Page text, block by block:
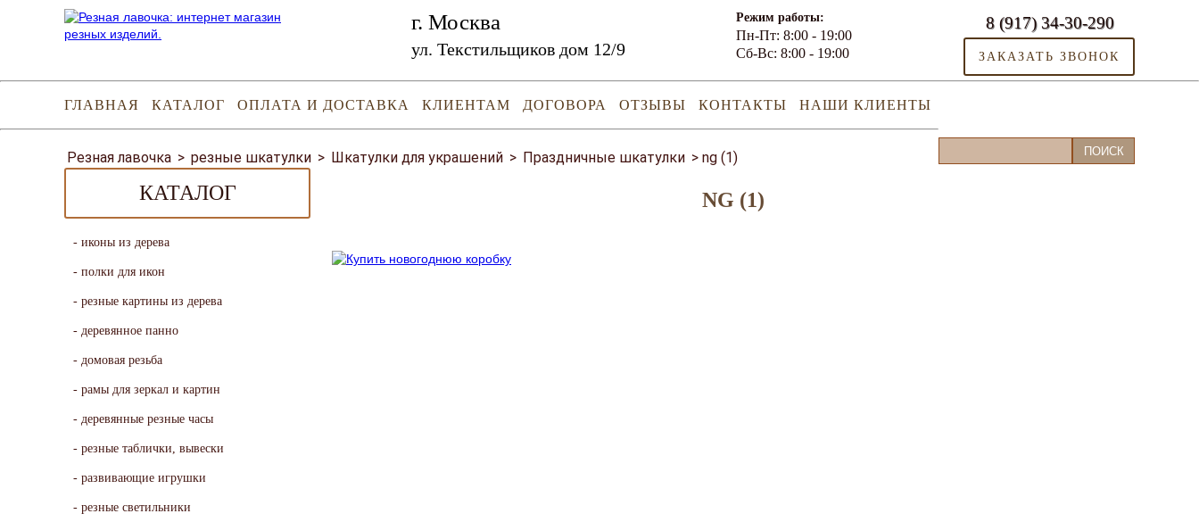
г. Москва
ул. Текстильщиков дом 12/9
Режим работы:
Пн-Пт: 8:00 - 19:00
Сб-Вс: 8:00 - 19:00
8 (917) 34-30-290
ЗАКАЗАТЬ ЗВОНОК
ГЛАВНАЯ КАТАЛОГ ОПЛАТА И ДОСТАВКА КЛИЕНТАМ ДОГОВОРА ОТЗЫВЫ КОНТАКТЫ НАШИ КЛИЕНТЫ
Резная лавочка > резные шкатулки > Шкатулки для украшений > Праздничные шкатулки > ng (1)
NG (1)
КАТАЛОГ
иконы из дерева
полки для икон
резные картины из дерева
деревянное панно
домовая резьба
рамы для зеркал и картин
деревянные резные часы
резные таблички, вывески
развивающие игрушки
резные светильники